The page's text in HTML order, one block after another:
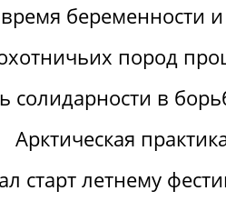
время беременности
пород
солидарности в
Арктическая
старт летнему